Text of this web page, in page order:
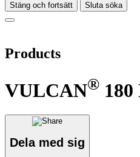
Stäng och fortsätt Sluta söka
Products
VULCAN®
Dela med sig